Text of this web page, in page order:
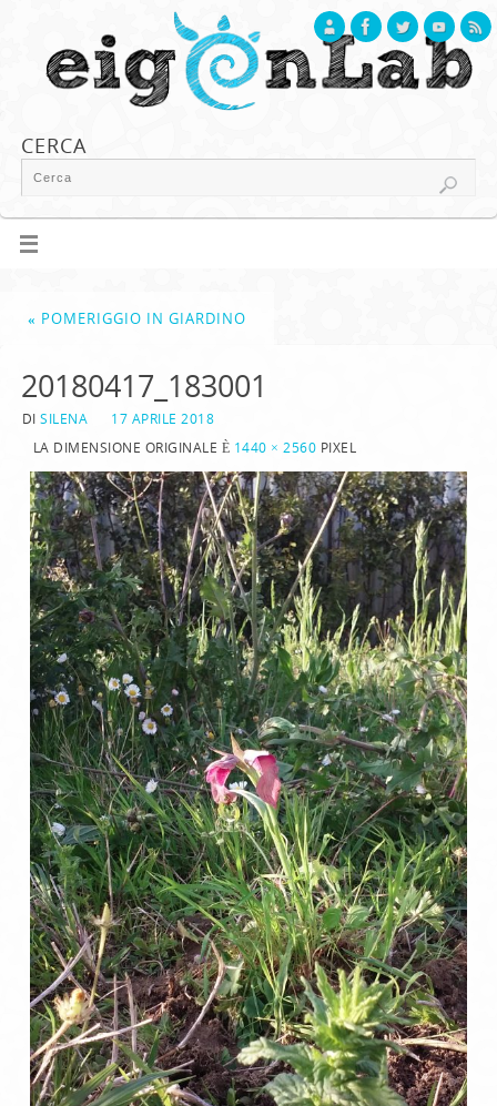
CERCA
« POMERIGGIO IN GIARDINO
20180417_183001
DISILENA
17 APRILE 2018
LA DIMENSIONE ORIGINALE È 1440 × 2560 PIXEL